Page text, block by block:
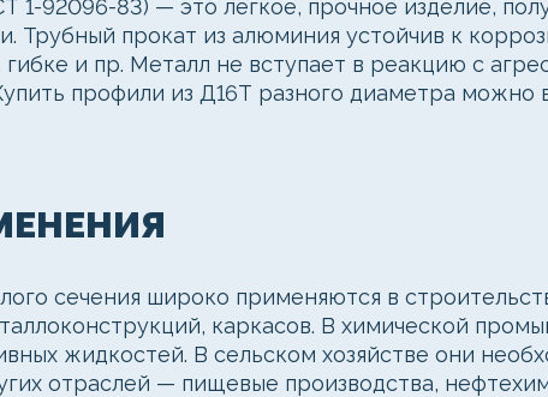
1-92096-83) — это легкое, прочное изделие,
Трубный прокат из алюминия устойчив к
гибке и пр. Металл не вступает в реакцию с
профили из Д16Т разного диаметра
сечения широко применяются в
каркасов. В химической
жидкостей. В сельском хозяйстве они
отраслей — пищевые производства,